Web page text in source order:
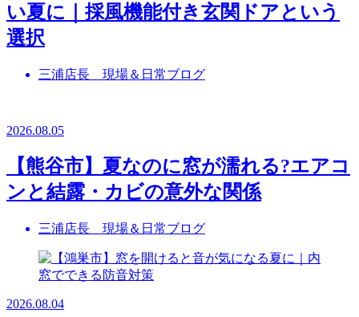
い夏に｜採風機能付き玄関ドアという
選択
三浦店長 現場＆日常ブログ
2026.08.05
【熊谷市】夏なのに窓が濡れる?エアコ
ンと結露・カビの意外な関係
三浦店長 現場＆日常ブログ
2026.08.04